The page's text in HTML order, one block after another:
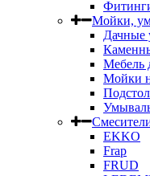
Мойки,
Дачные
Мебель
Мойки
EKKO
Frap
FRUD